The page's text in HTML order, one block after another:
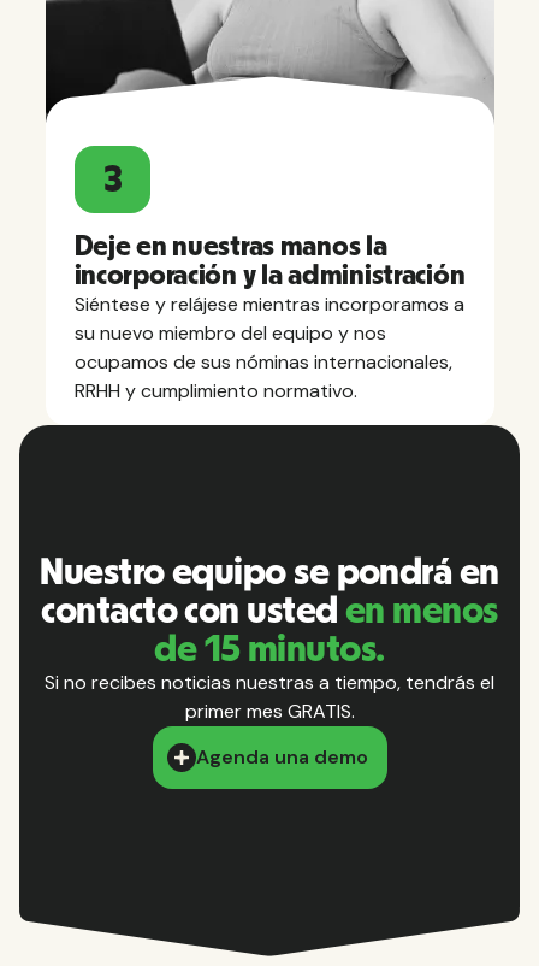
3
Deje en nuestras manos la
incorporación y la administración
Siéntese y relájese mientras incorporamos a
su nuevo miembro del equipo y nos
ocupamos de sus nóminas internacionales,
RRHH y cumplimiento normativo.
Nuestro equipo se pondrá en
contacto con usteden menos
de 15 minutos.
Si no recibes noticias nuestras a tiempo, tendrás el
primer mes GRATIS.
Agenda una demo